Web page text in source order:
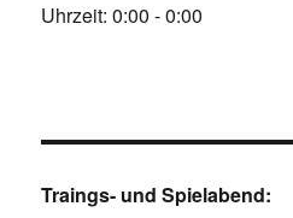
Uhrzeit:0:00 - 0:00
Traings- und Spielabend: